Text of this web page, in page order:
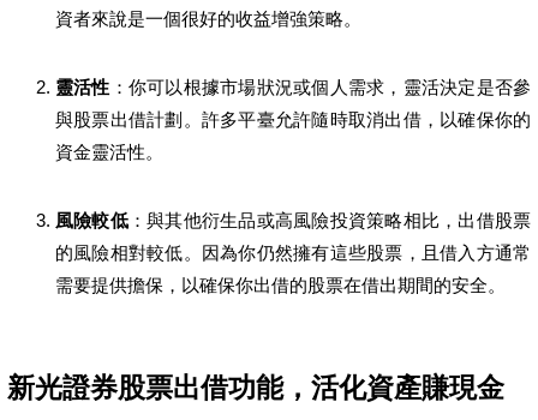
資者來說是一個很好的收益增強策略。
靈活性 ：你可以根據市場狀況或個人需求，靈活決定是否參
與股票出借計劃。許多平臺允許隨時取消出借，以確保你的
資金靈活性。
風險較低：與其他衍生品或高風險投資策略相比，出借股票
的風險相對較低。因為你仍然擁有這些股票，且借入方通常
需要提供擔保，以確保你出借的股票在借出期間的安全。
新光證券股票出借功能，活化資產賺現金